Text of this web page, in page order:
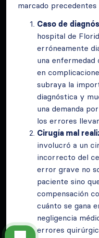
marcado
Caso de
hospital de
erróneamente
una
en
subraya la
diagnóstica y
una demanda
los errores
Cirugía mal
involucró a un
incorrecto del
error grave no
paciente sino
compensación
cuánto se gana
negligencia
errores